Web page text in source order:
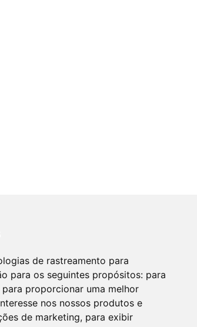
de rastreamento para
para os seguintes propósitos: para
para proporcionar uma melhor
nos nossos produtos e
de marketing, para exibir